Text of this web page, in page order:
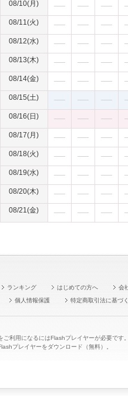
08/10(月)
08/11(火)
08/12(水)
08/13(木)
08/14(金)
08/15(土)
08/16(日)
08/17(月)
08/18(火)
08/19(水)
08/20(木)
08/21(金)
ランキング はじめての方へ
会
個人情報保護 特定商取引法に基づ
ご利用になるにはFlashプレイヤーが必要です
プレイヤーをダウンロード（無料）。